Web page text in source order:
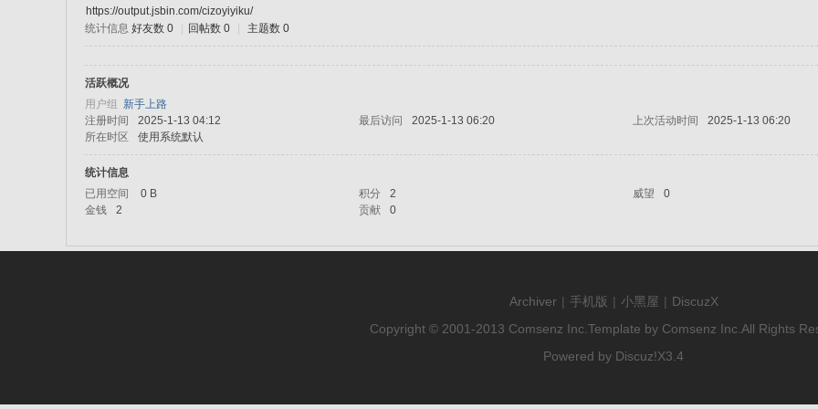
https://output.jsbin.com/cizoyiyiku/
统计信息 好友数 0 回帖数 0 主题数 0
活跃概况
用户组 新手上路
注册时间
2025-1-13 04:12 最后访问 2025-1-13 06:20 上次活动时间
2025-1-13 06:20
所在时区
使用系统默认
统计信息
已用空间
0 B 积分 2 威望
0
金钱
2 贡献 0
Archiver | 手机版 | 小黑屋 | DiscuzX
Copyright © 2001-2013 Comsenz Inc. Template by Comsenz Inc. All Rights
Powered by Discuz!X3.4